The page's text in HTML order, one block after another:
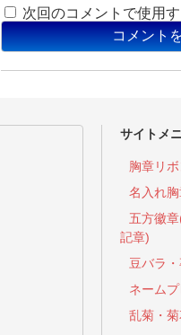
次回のコメントで使用
サイトメ
胸章リ
名入れ胸
五方徽章
記章)
豆バラ
ネーム
乱菊・